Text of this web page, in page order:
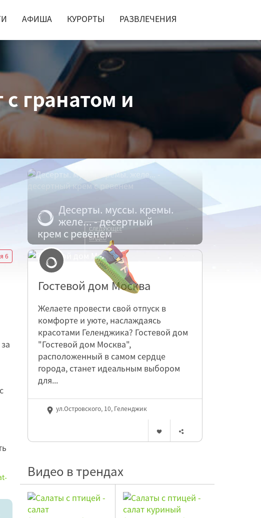
АФИША КУРОРТЫ РАЗВЛЕЧЕНИЯ
гранатом и
Десерты. муссы. кремы.
желе... - десертный
крем с ревенем
6
Гостевой дом Москва
Желаете провести свой отпуск в
комфорте и уюте, наслаждаясь
красотами Геленджика? Гостевой дом
"Гостевой дом Москва",
расположенный в самом сердце
города, станет идеальным выбором
для...
ул.Островского, 10, Геленджик
Видео в трендах